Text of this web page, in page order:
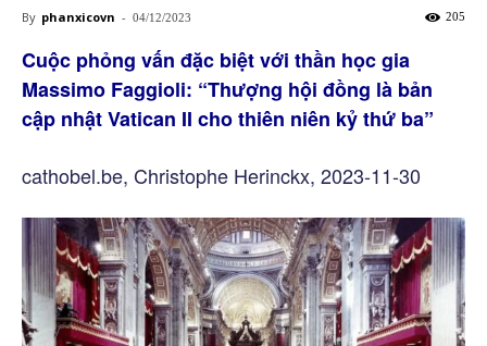
By phanxicovn - 04/12/2023 205
Cuộc phỏng vấn đặc biệt với thần học gia
Massimo Faggioli: “Thượng hội đồng là bản
cập nhật Vatican II cho thiên niên kỷ thứ ba”
cathobel.be, Christophe Herinckx, 2023-11-30